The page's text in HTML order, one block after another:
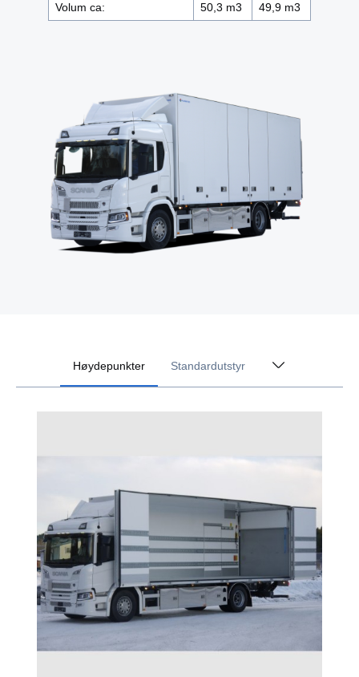
Volum ca: 50,3 m3 49,9 m3
Høydepunkter Standardutstyr